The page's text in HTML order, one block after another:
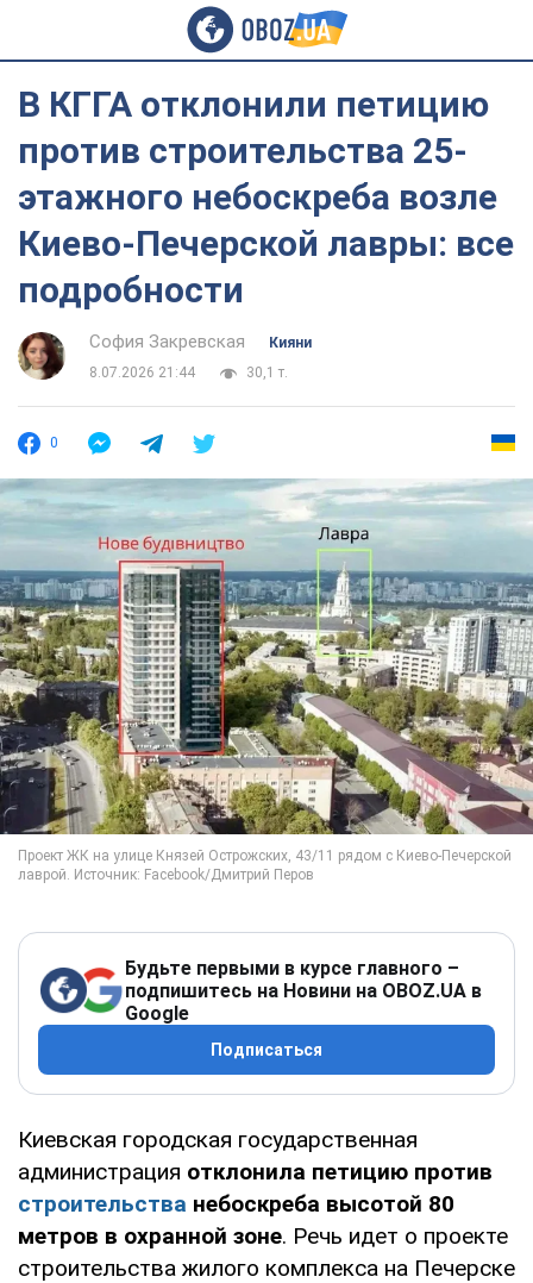
В КГГА отклонили петицию
против строительства 25-
этажного небоскреба возле
Киево-Печерской лавры: все
подробности
София Закревская
Кияни
8.07.2026 21:44
30,1 т.
0
Будьте первыми в курсе главного –
подпишитесь на Новини на OBOZ.UA в
Google
Подписаться
Киевская городская государственная
администрация отклонила петицию против
строительства небоскреба высотой 80
метров в охранной зоне. Речь идет о проекте
строительства жилого комплекса на Печерске